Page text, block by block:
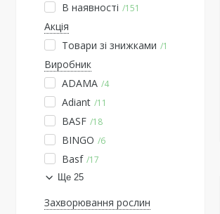
В наявності
151
Акція
Товари зі знижками
1
Виробник
ADAMA 4
Adiant 11
BASF 18
BINGO 6
Basf 17
Ще 25
Захворювання рослин